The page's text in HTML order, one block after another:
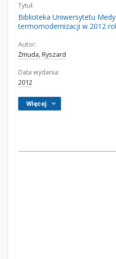
Tytuł:
Biblioteka Uniwersytetu
termomodernizacji w 2012
Autor:
Żmuda, Ryszard
Data wydania:
2012
Więcej